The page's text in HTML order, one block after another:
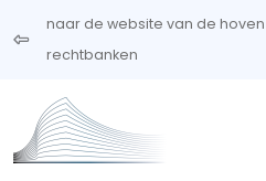
Overslaan en naar de inhoud
naar de website van de
rechtbanken